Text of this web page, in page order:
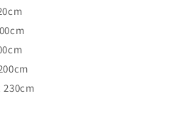
230cm